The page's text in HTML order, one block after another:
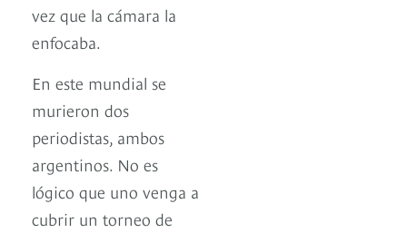
vez que la cámara la
enfocaba.
En este mundial se
murieron dos
periodistas, ambos
argentinos. No es
lógico que uno venga a
cubrir un torneo de